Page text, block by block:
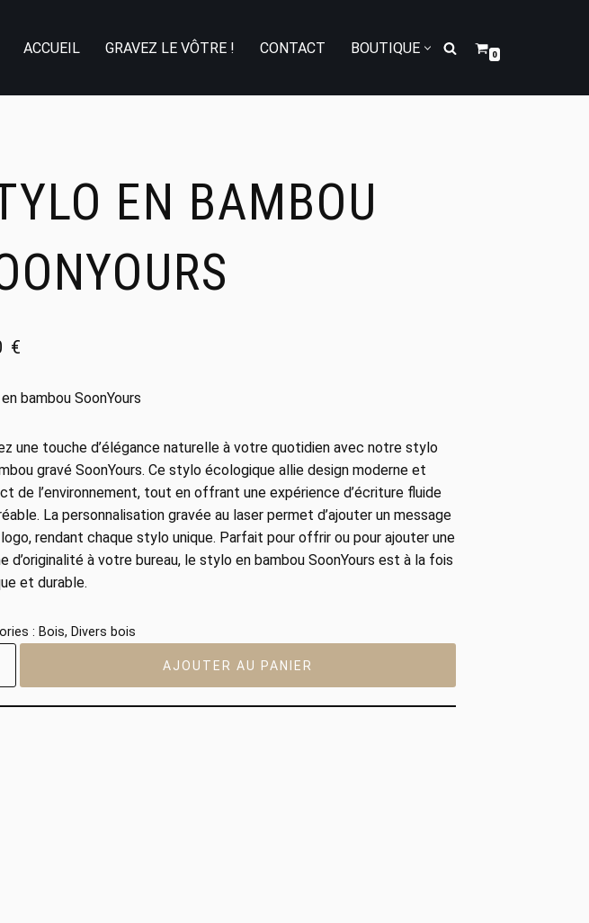
ACCUEIL GRAVEZ LE VÔTRE ! CONTACT BOUTIQUE 0
EN BAMBOU
€
bambou SoonYours
une touche d’élégance naturelle à votre quotidien avec notre stylo
gravé SoonYours. Ce stylo écologique allie design moderne et
de l’environnement, tout en offrant une expérience d’écriture fluide
La personnalisation gravée au laser permet d’ajouter un message
rendant chaque stylo unique. Parfait pour offrir ou pour ajouter une
d’originalité à votre bureau, le stylo en bambou SoonYours est à la fois
et durable.
: Bois, Divers bois
AJOUTER AU PANIER